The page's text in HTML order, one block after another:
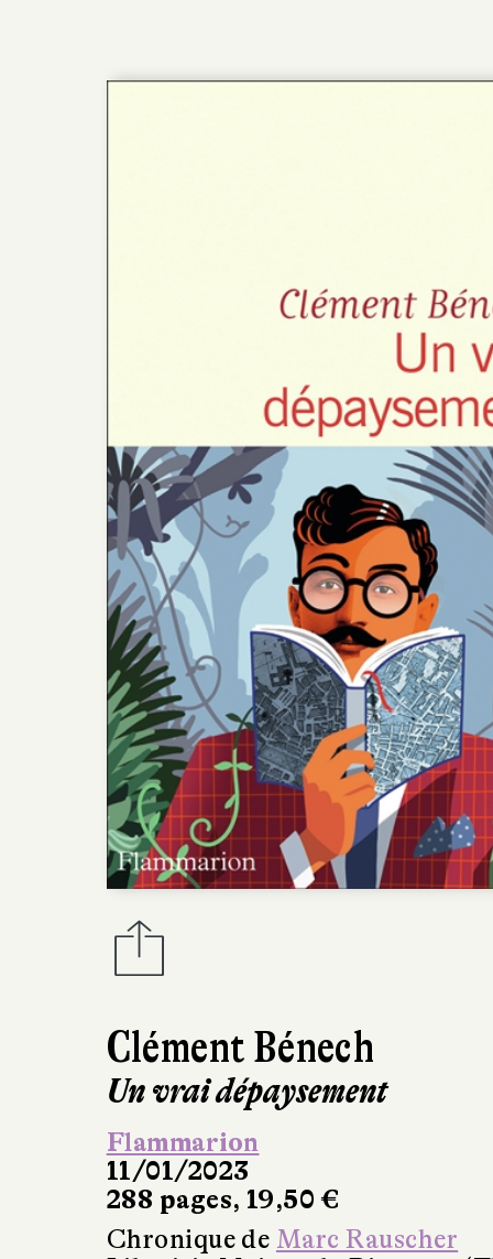
Clément Bénech
Un vrai dépaysement
Flammarion
11/01/2023
288 pages, 19,50 €
Chronique de Marc Rauscher